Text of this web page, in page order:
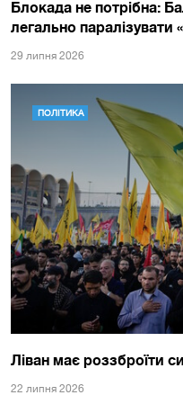
Блокада не потрібна:
легально паралізувати
29 липня 2026
ПОЛІТИКА
Ліван має роззброїти
22 липня 2026